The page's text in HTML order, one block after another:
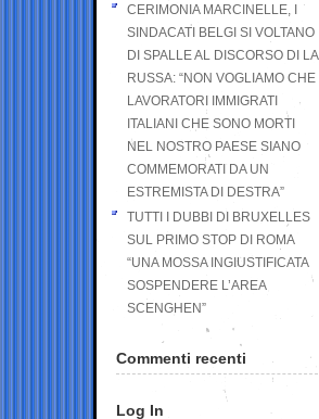
CERIMONIA MARCINELLE, I
SINDACATI BELGI SI VOLTANO
DI SPALLE AL DISCORSO DI LA
RUSSA: “NON VOGLIAMO CHE
LAVORATORI IMMIGRATI
ITALIANI CHE SONO MORTI
NEL NOSTRO PAESE SIANO
COMMEMORATI DA UN
ESTREMISTA DI DESTRA”
TUTTI I DUBBI DI BRUXELLES
SUL PRIMO STOP DI ROMA
“UNA MOSSA INGIUSTIFICATA
SOSPENDERE L’AREA
SCENGHEN”
Commenti recenti
Log In